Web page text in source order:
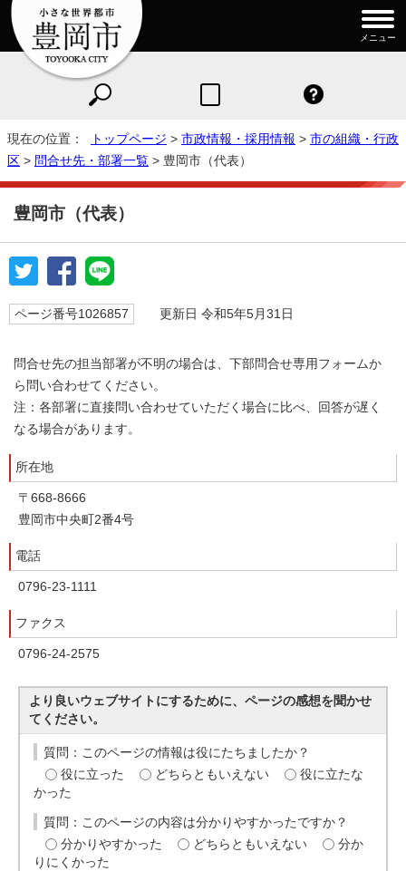
メニュー
現在の位置： トップページ > 市政情報・採用情報 > 市の組織・行政
区 > 問合せ先・部署一覧 > 豊岡市（代表）
豊岡市（代表）
ページ番号1026857 更新日 令和5年5月31日
問合せ先の担当部署が不明の場合は、下部問合せ専用フォームか
ら問い合わせてください。
注：各部署に直接問い合わせていただく場合に比べ、回答が遅く
なる場合があります。
所在地
〒668-8666
豊岡市中央町2番4号
電話
0796-23-1111
ファクス
0796-24-2575
より良いウェブサイトにするために、ページの感想を聞かせ
てください。
質問：このページの情報は役にたちましたか？
役に立った
どちらともいえない
役に立たな
かった
質問：このページの内容は分かりやすかったですか？
分かりやすかった
どちらともいえない
分か
りにくかった